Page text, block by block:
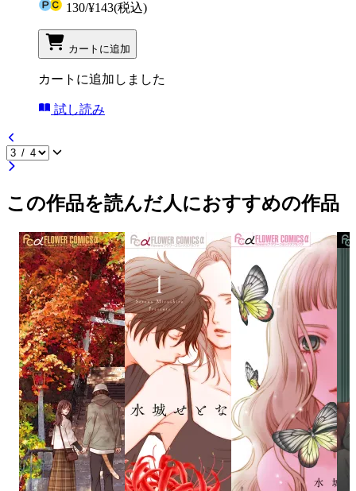
130/¥143(税込)
カートに追加
カートに追加しました
試し読み
この作品を読んだ人におすすめの作品